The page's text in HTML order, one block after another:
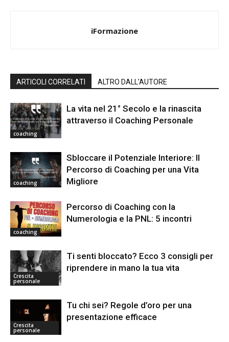
iFormazione
ARTICOLI CORRELATI ALTRO DALL'AUTORE
coaching
La vita nel 21° Secolo e la rinascita
attraverso il Coaching Personale
coaching
Sbloccare il Potenziale Interiore: Il
Percorso di Coaching per una Vita
Migliore
coaching
Percorso di Coaching con la
Numerologia e la PNL: 5 incontri
Crescita
personale
Ti senti bloccato? Ecco 3 consigli per
riprendere in mano la tua vita
Crescita
personale
Tu chi sei? Regole d’oro per una
presentazione efficace